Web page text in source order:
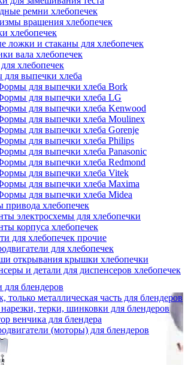
ремни хлебопечек
вращения хлебопечек
хлебопечек
ложки и стаканы для хлебопечек
вала хлебопечек
хлебопечек
выпечки хлеба
для выпечки хлеба Bork
для выпечки хлеба LG
для выпечки хлеба Kenwood
для выпечки хлеба Moulinex
для выпечки хлеба Gorenje
для выпечки хлеба Philips
для выпечки хлеба Panasonic
для выпечки хлеба Redmond
для выпечки хлеба Vitek
для выпечки хлеба Maxima
для выпечки хлеба Midea
хлебопечек
электросхемы для хлебопечки
корпуса хлебопечек
для хлебопечек прочие
для хлебопечек
открывания крышки хлебопечки
и детали для диспенсеров хлебопечек
для блендеров
только металлическая часть для блендеров
терки, шинковки для блендеров
венчика для блендера
(моторы) для блендеров